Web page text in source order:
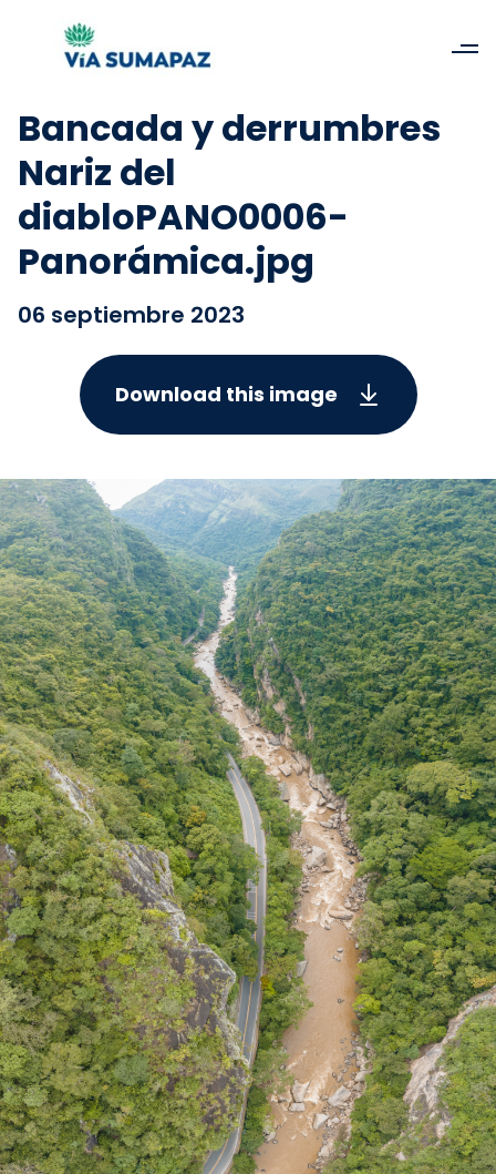
Bancada y derrumbres
Nariz del
diabloPANO0006-
Panorámica.jpg
06 septiembre 2023
Download this image